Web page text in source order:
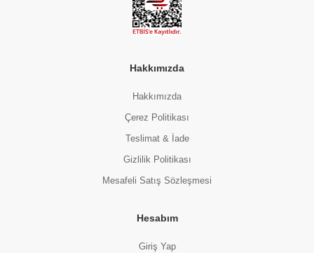
Hakkımızda
Hakkımızda
Çerez Politikası
Teslimat & İade
Gizlilik Politikası
Mesafeli Satış Sözleşmesi
Hesabım
Giriş Yap